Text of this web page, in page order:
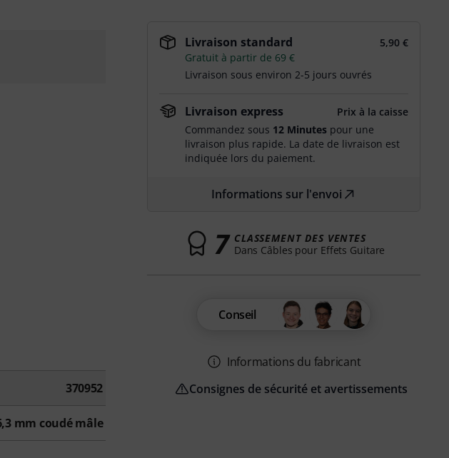
370952
mm coudé mâle
Livraison standard
5,90 €
Gratuit à partir de 69 €
Livraison sous environ 2-5 jours ouvrés
Livraison express
Prix à la caisse
Commandez sous 12 Minutes pour une
livraison plus rapide. La date de livraison est
indiquée lors du paiement.
Informations sur l'envoi
7 CLASSEMENT DES VENTES
Dans Câbles pour Effets Guitare
Conseil
Informations du fabricant
Consignes de sécurité et avertissements